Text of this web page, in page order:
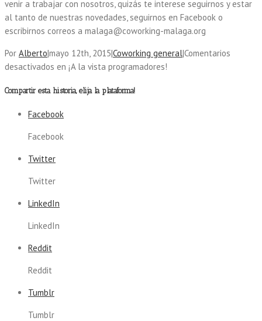
venir a trabajar con nosotros, quizás te interese seguirnos y estar
al tanto de nuestras novedades, seguirnos en Facebook o
escribirnos correos a malaga@coworking-malaga.org
Por Alberto|mayo 12th, 2015|Coworking general|Comentarios
desactivados en ¡A la vista programadores!
Compartir esta historia, elija la plataforma!
Facebook
Facebook
Twitter
Twitter
LinkedIn
LinkedIn
Reddit
Reddit
Tumblr
Tumblr